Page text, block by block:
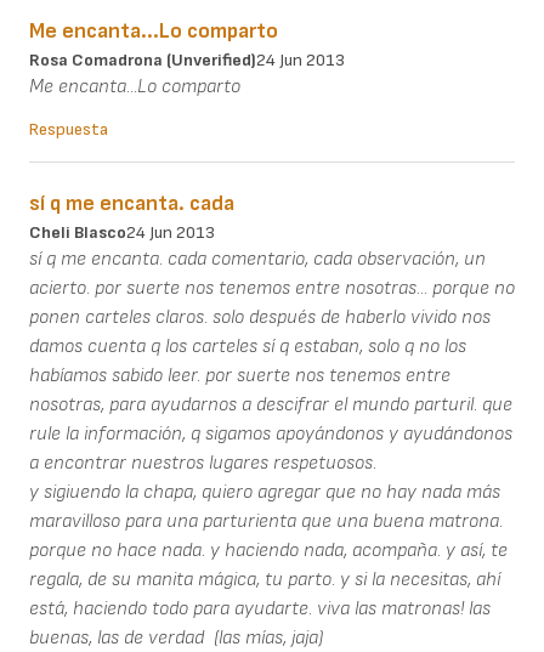
Me encanta...Lo comparto
Rosa Comadrona (unverified)24 Jun 2013
Me encanta...Lo comparto
Respuesta
sí q me encanta. cada
Cheli Blasco24 Jun 2013
sí q me encanta. cada comentario, cada observación, un
acierto. por suerte nos tenemos entre nosotras... porque no
ponen carteles claros. solo después de haberlo vivido nos
damos cuenta q los carteles sí q estaban, solo q no los
habíamos sabido leer. por suerte nos tenemos entre
nosotras, para ayudarnos a descifrar el mundo parturil. que
rule la información, q sigamos apoyándonos y ayudándonos
a encontrar nuestros lugares respetuosos.
y sigiuendo la chapa, quiero agregar que no hay nada más
maravilloso para una parturienta que una buena matrona.
porque no hace nada. y haciendo nada, acompaña. y así, te
regala, de su manita mágica, tu parto. y si la necesitas, ahí
está, haciendo todo para ayudarte. viva las matronas! las
buenas, las de verdad (las mías, jaja)